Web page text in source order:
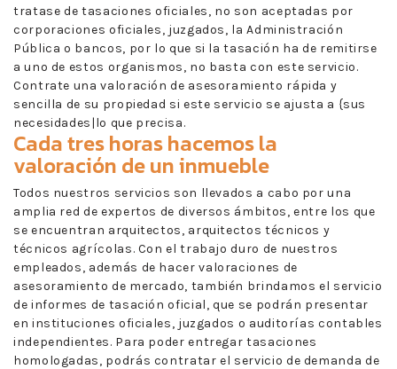
tratase de tasaciones oficiales, no son aceptadas por
corporaciones oficiales, juzgados, la Administración
Pública o bancos, por lo que si la tasación ha de remitirse
a uno de estos organismos, no basta con este servicio.
Contrate una valoración de asesoramiento rápida y
sencilla de su propiedad si este servicio se ajusta a {sus
necesidades|lo que precisa.
Cada tres horas hacemos la
valoración de un inmueble
Todos nuestros servicios son llevados a cabo por una
amplia red de expertos de diversos ámbitos, entre los que
se encuentran arquitectos, arquitectos técnicos y
técnicos agrícolas. Con el trabajo duro de nuestros
empleados, además de hacer valoraciones de
asesoramiento de mercado, también brindamos el servicio
de informes de tasación oficial, que se podrán presentar
en instituciones oficiales, juzgados o auditorías contables
independientes. Para poder entregar tasaciones
homologadas, podrás contratar el servicio de demanda de